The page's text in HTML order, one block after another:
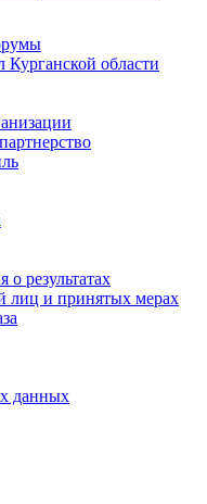
области
результатах
лиц и принятых мерах
данных